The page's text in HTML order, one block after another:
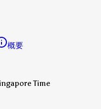
概要
Time